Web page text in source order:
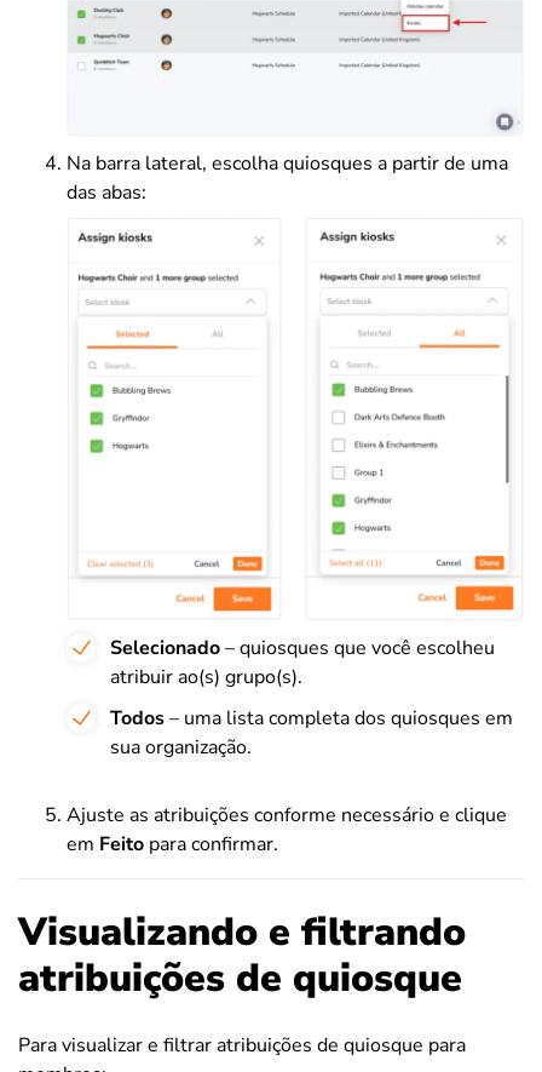
Na barra lateral, escolha quiosques a partir de uma
das abas:
Selecionado– quiosques que você escolheu
atribuir ao(s) grupo(s).
Todos– uma lista completa dos quiosques em
sua organização.
Ajuste as atribuições conforme necessário e clique
em Feito para confirmar.
Visualizando e filtrando
atribuições de quiosque
Para visualizar e filtrar atribuições de quiosque para